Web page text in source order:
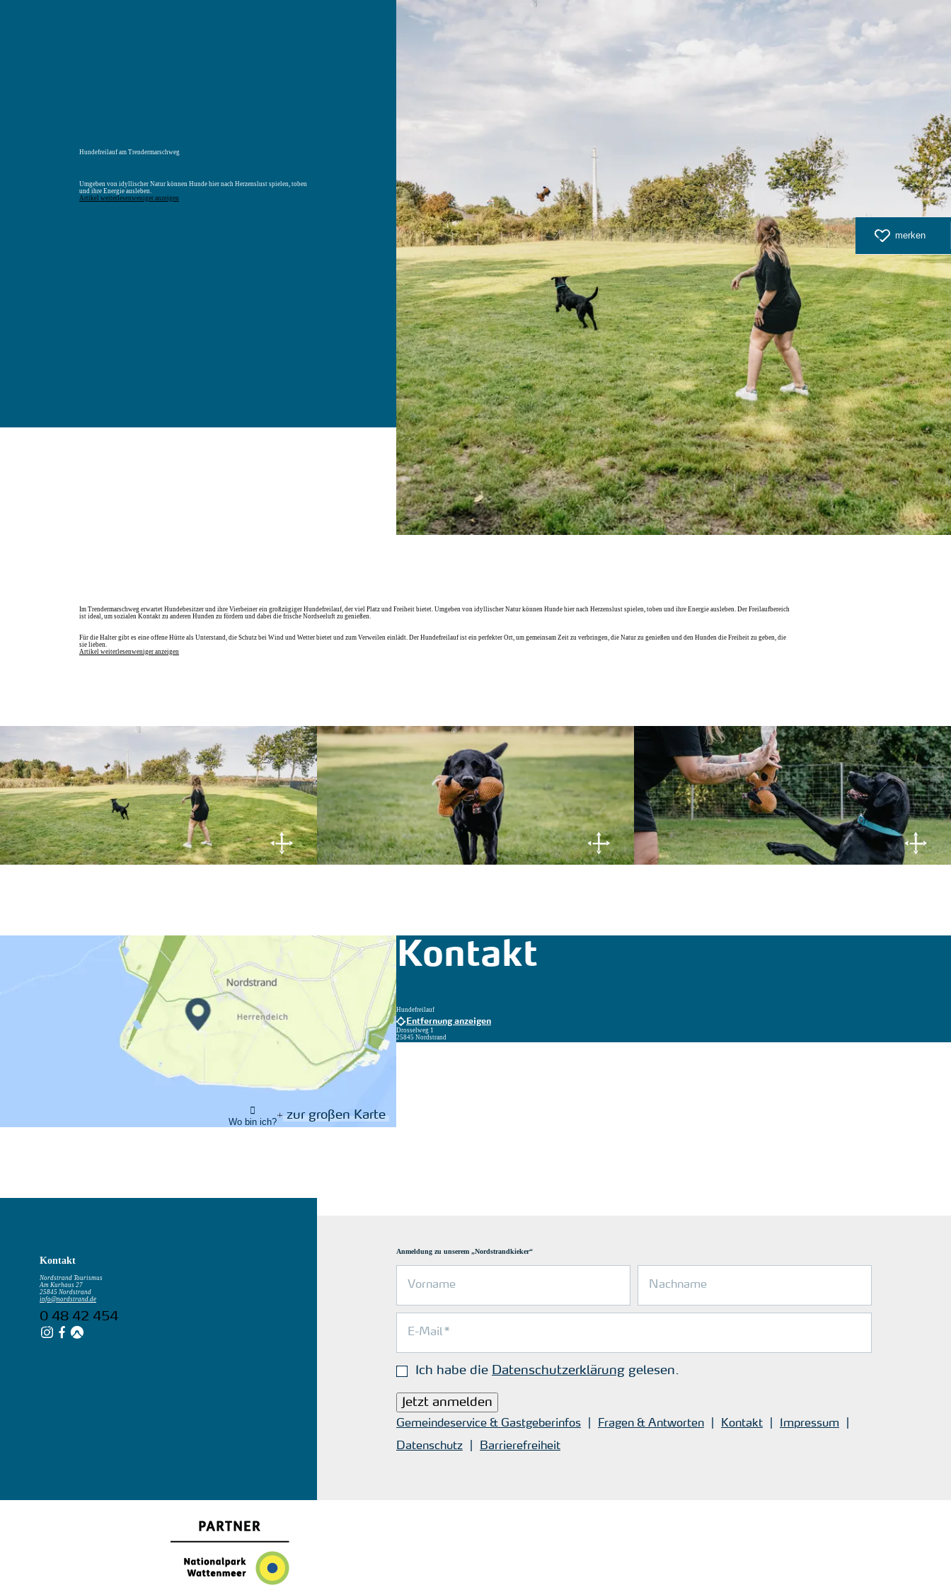
Hundefreilauf am Trendermarschweg
Umgeben von idyllischer Natur können Hunde hier nach Herzenslust spielen, toben
und ihre Energie ausleben.
Artikel weiterlesenweniger anzeigen
Im Trendermarschweg erwartet Hundebesitzer und ihre Vierbeiner ein großzügiger Hundefreilauf, der viel Platz und Freiheit bietet. Umgeben von idyllischer Natur können Hunde hier nach Herzenslust spielen, toben und ihre Energie ausleben. Der Freilaufbereich
ist ideal, um sozialen Kontakt zu anderen Hunden zu fördern und dabei die frische Nordseeluft zu genießen.
Für die Halter gibt es eine offene Hütte als Unterstand, die Schutz bei Wind und Wetter bietet und zum Verweilen einlädt. Der Hundefreilauf ist ein perfekter Ort, um gemeinsam Zeit zu verbringen, die Natur zu genießen und den Hunden die Freiheit zu geben, die
sie lieben.
Artikel weiterlesenweniger anzeigen
© Nordseeküste Nordfriesland | Markus Rohrbacher © Nordseeküste Nordfriesland | Markus Rohrbacher © Nordseeküste Nordfriesland | Markus Rohrbacher
Kontakt
Wo bin ich? zur großen Karte
Hundefreilauf
Entfernung anzeigen
Drosselweg 1
25845 Nordstrand
merken
Anmeldung zu unserem „Nordstrandkieker“
Ich habe die Datenschutzerklärung gelesen.
Jetzt anmelden
Gemeindeservice & Gastgeberinfos Fragen & Antworten Kontakt
Impressum
Datenschutz
Barrierefreiheit
Kontakt
Nordstrand Tourismus
Am Kurhaus 27
25845 Nordstrand
info@nordstrand.de
0 48 42 454